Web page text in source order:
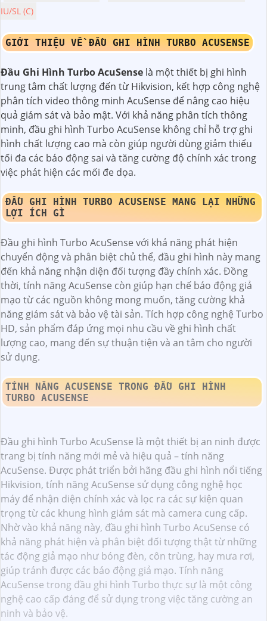
IU/SL (C)
GIỚI THIỆU VỀ ĐẦU GHI HÌNH TURBO ACUSENSE
Đầu Ghi Hình Turbo AcuSense là một thiết bị ghi hình
trung tâm chất lượng đến từ Hikvision, kết hợp công nghệ
phân tích video thông minh AcuSense để nâng cao hiệu
quả giám sát và bảo mật. Với khả năng phân tích thông
minh, đầu ghi hình Turbo AcuSense không chỉ hỗ trợ ghi
hình chất lượng cao mà còn giúp người dùng giảm thiểu
tối đa các báo động sai và tăng cường độ chính xác trong
việc phát hiện các mối đe dọa.
ĐẦU GHI HÌNH TURBO ACUSENSE MANG LẠI NHỮNG
LỢI ÍCH GÌ
Đầu ghi hình Turbo AcuSense với khả năng phát hiện
chuyển động và phân biệt chủ thể, đầu ghi hình này mang
đến khả năng nhận diện đối tượng đầy chính xác. Đồng
thời, tính năng AcuSense còn giúp hạn chế báo động giả
mạo từ các nguồn không mong muốn, tăng cường khả
năng giám sát và bảo vệ tài sản. Tích hợp công nghệ Turbo
HD, sản phẩm đáp ứng mọi nhu cầu về ghi hình chất
lượng cao, mang đến sự thuận tiện và an tâm cho người
sử dụng.
TÍNH NĂNG ACUSENSE TRONG ĐẦU GHI HÌNH
TURBO ACUSENSE
Đầu ghi hình Turbo AcuSense là một thiết bị an ninh được
trang bị tính năng mới mẻ và hiệu quả – tính năng
AcuSense. Được phát triển bởi hãng đầu ghi hình nổi tiếng
Hikvision, tính năng AcuSense sử dụng công nghệ học
máy để nhận diện chính xác và lọc ra các sự kiện quan
trọng từ các khung hình giám sát mà camera cung cấp.
Nhờ vào khả năng này, đầu ghi hình Turbo AcuSense có
khả năng phát hiện và phân biệt đối tượng thật từ những
tác động giả mạo như bóng đèn, côn trùng, hay mưa rơi,
giúp tránh được các báo động giả mạo. Tính năng
AcuSense trong đầu ghi hình Turbo thực sự là một công
nghệ cao cấp đáng để sử dụng trong việc tăng cường an
ninh và bảo vệ.